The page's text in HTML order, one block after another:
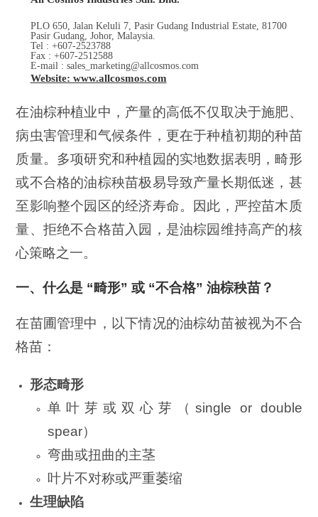
PLO 650, Jalan Keluli 7, Pasir Gudang Industrial Estate, 81700
Pasir Gudang, Johor, Malaysia.
Tel : +607-2523788
Fax : +607-2512588
E-mail : sales_marketing@allcosmos.com
Website: www.allcosmos.com
在油棕种植业中，产量的高低不仅取决于施肥、
病虫害管理和气候条件，更在于种植初期的种苗
质量。多项研究和种植园的实地数据表明，畸形
或不合格的油棕秧苗极易导致产量长期低迷，甚
至影响整个园区的经济寿命。因此，严控苗木质
量、拒绝不合格苗入园，是油棕园维持高产的核
心策略之一。
一、什么是 “畸形” 或 “不合格” 油棕秧苗？
在苗圃管理中，以下情况的油棕幼苗被视为不合
格苗：
形态畸形
单叶芽或双心芽（single or double
spear）
弯曲或扭曲的主茎
叶片不对称或严重萎缩
生理缺陷